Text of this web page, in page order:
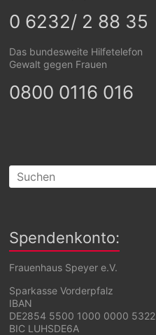
0 6232/ 2 88 35
Das bundesweite Hilfetelefon
Gewalt gegen Frauen
0800 0116 016
Spendenkonto:
Frauenhaus Speyer e.V.
Sparkasse Vorderpfalz
IBAN
DE2854 5500 1000 0000 5322
BIC LUHSDE6A